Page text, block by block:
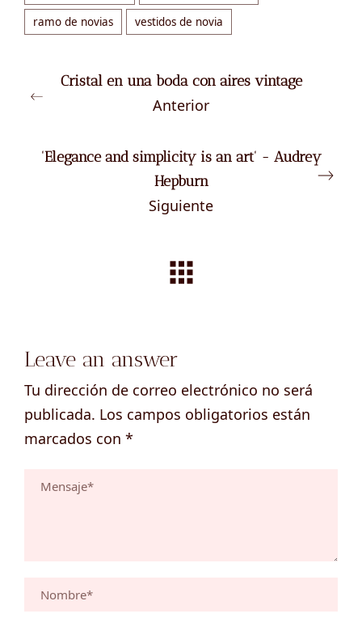
ramo de novias vestidos de novia
Cristal en una boda con aires vintage
Anterior
'Elegance and simplicity is an art' - Audrey
Hepburn
Siguiente
Leave an answer
Tu dirección de correo electrónico no será
publicada. Los campos obligatorios están
marcados con *